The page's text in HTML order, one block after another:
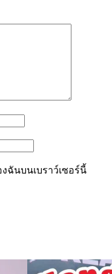
ฉันบนเบราว์เซอร์นี้